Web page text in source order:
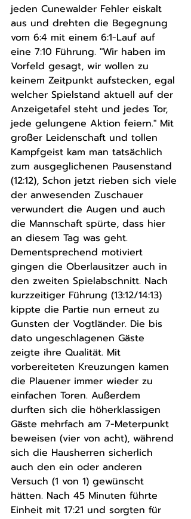
jeden Cunewalder Fehler eiskalt
aus und drehten die Begegnung
vom 6:4 mit einem 6:1-Lauf auf
eine 7:10 Führung. "Wir haben im
Vorfeld gesagt, wir wollen zu
keinem Zeitpunkt aufstecken, egal
welcher Spielstand aktuell auf der
Anzeigetafel steht und jedes Tor,
jede gelungene Aktion feiern." Mit
großer Leidenschaft und tollen
Kampfgeist kam man tatsächlich
zum ausgeglichenen Pausenstand
(12:12), Schon jetzt rieben sich viele
der anwesenden Zuschauer
verwundert die Augen und auch
die Mannschaft spürte, dass hier
an diesem Tag was geht.
Dementsprechend motiviert
gingen die Oberlausitzer auch in
den zweiten Spielabschnitt. Nach
kurzzeitiger Führung (13:12/14:13)
kippte die Partie nun erneut zu
Gunsten der Vogtländer. Die bis
dato ungeschlagenen Gäste
zeigte ihre Qualität. Mit
vorbereiteten Kreuzungen kamen
die Plauener immer wieder zu
einfachen Toren. Außerdem
durften sich die höherklassigen
Gäste mehrfach am 7-Meterpunkt
beweisen (vier von acht), während
sich die Hausherren sicherlich
auch den ein oder anderen
Versuch (1 von 1) gewünscht
hätten. Nach 45 Minuten führte
Einheit mit 17:21 und sorgten für